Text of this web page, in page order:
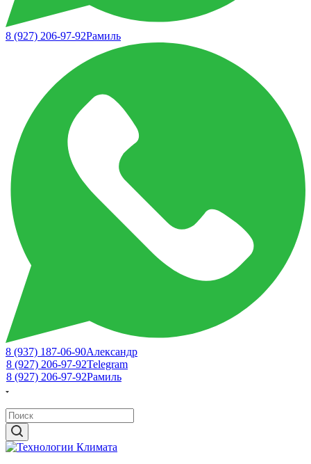
8 (927) 206-97-92Рамиль
8 (937) 187-06-90Александр
8 (927) 206-97-92Telegram
8 (927) 206-97-92Рамиль